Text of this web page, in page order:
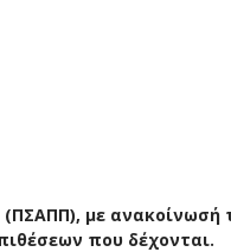
με ανακοίνωσή
που δέχονται.